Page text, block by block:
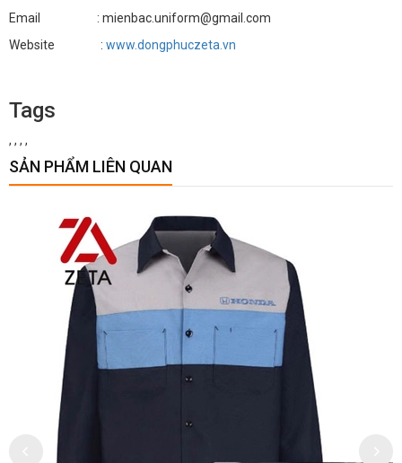
Email : mienbac.uniform@gmail.com
Website : www.dongphuczeta.vn
Tags
, , , ,
SẢN PHẨM LIÊN QUAN